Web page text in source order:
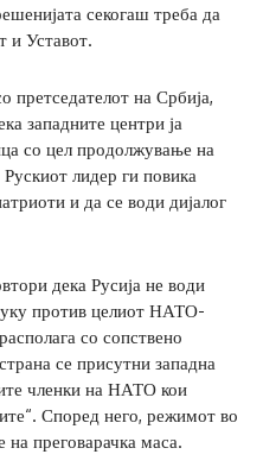
секогаш треба да
и Уставот.
претседателот на Србија,
западните центри ја
со цел продолжување на
лидер ги повика
и да се води дијалог
дека Русија не води
против целиот НАТО-
со сопствено
се присутни западна
членки на НАТО кои
Според него, режимот во
на преговарачка маса.